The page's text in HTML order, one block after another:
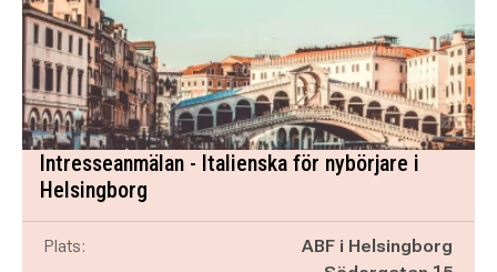
Intresseanmälan - Italienska för nybörjare i
Helsingborg
Plats:
ABF i Helsingborg